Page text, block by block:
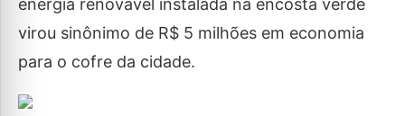
energia renovável instalada na encosta verde
virou sinônimo de R$ 5 milhões em economia
para o cofre da cidade.